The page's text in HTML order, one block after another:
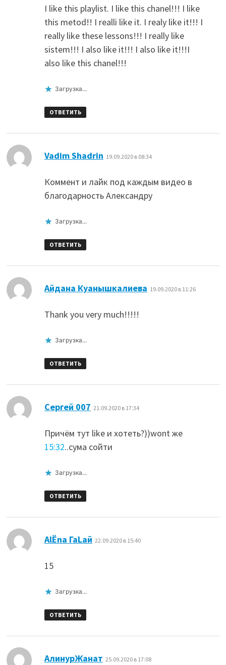
I like this playlist. I like this chanel!!! I like
this metod!! I realli like it. I realy like it!!! I
really like these lessons!!! I really like
sistem!!! I also like it!!! I also like it!!!I
also like this chanel!!!
Загрузка...
ОТВЕТИТЬ
Vadim Shadrin 19.09.2020 в 08:34
Коммент и лайк под каждым видео в
благодарность Александру
Загрузка...
ОТВЕТИТЬ
Айдана Куанышкалиева 19.09.2020 в 11:26
Thank you very much!!!!!
Загрузка...
ОТВЕТИТЬ
Сергей 007 21.09.2020 в 17:34
Причём тут like и хотеть?))wont же
15:32..сума сойти
Загрузка...
ОТВЕТИТЬ
AlЁna ГаLай 22.09.2020 в 15:40
15
Загрузка...
ОТВЕТИТЬ
АлинурЖанат 25.09.2020 в 17:08